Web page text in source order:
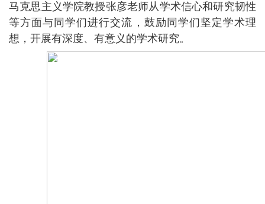
马克思主义学院教授张彦老师从学术信心和研究韧性
等方面与同学们进行交流，鼓励同学们坚定学术理
想，开展有深度、有意义的学术研究。